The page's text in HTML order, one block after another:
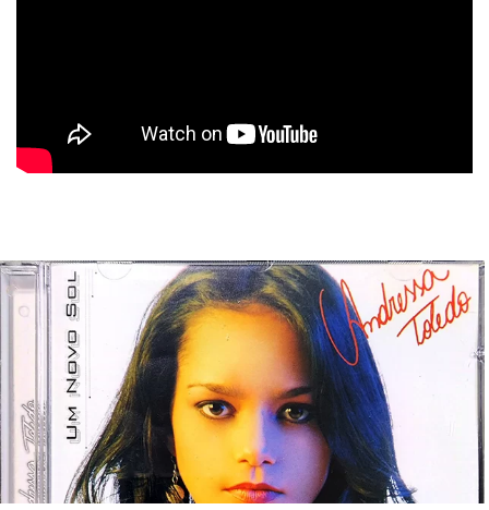
ÁLBUM 2006 - UM NOVO SOL